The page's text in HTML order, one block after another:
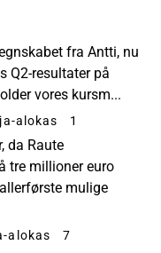
fra Antti, nu
Q2-resultater på
vores kursm...
alokas 1
da Raute
tre millioner euro
mulige
alokas 7